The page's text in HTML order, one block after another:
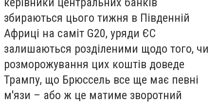
збираються цього тижня в Південній
Африці на саміт G20, уряди ЄС
залишаються розділеними щодо того, чи
розморожування цих коштів доведе
Трампу, що Брюссель все ще має певні
м'язи – або ж це матиме зворотний